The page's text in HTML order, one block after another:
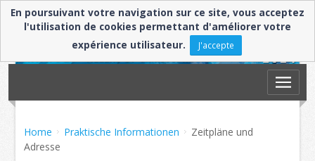
Home Praktische Informationen
Zeitpläne und
Adresse
En poursuivant votre navigation sur ce site, vous acceptez
l'utilisation de cookies permettant d'améliorer votre
expérience utilisateur.
J'accepte